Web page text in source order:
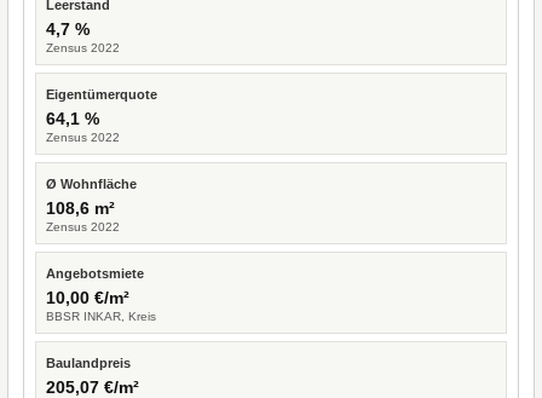
Leerstand
4,7 %
Zensus 2022
Eigentümerquote
64,1 %
Zensus 2022
Ø Wohnfläche
108,6 m²
Zensus 2022
Angebotsmiete
10,00 €/m²
BBSR INKAR, Kreis
Baulandpreis
205,07 €/m²